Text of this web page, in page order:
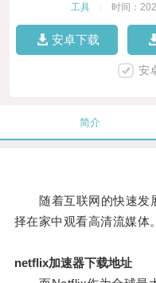
工具 时间：
安卓下载
安
简介
随着互联网的快速发
择在家中观看高清流媒体。
netflix加速器下载地址